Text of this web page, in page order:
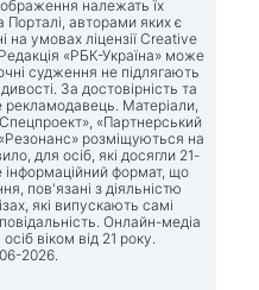
належать їх
Порталі, авторами яких є
на умовах ліцензії Creative
«РБК-Україна» може
судження не підлягають
За достовірність та
рекламодавець. Матеріали,
«Партнерський
«Резонанс» розміщуються на
для осіб, які досягли 21-
інформаційний формат, що
пов'язані з діяльністю
які випускають самі
Онлайн-медіа
віком від 21 року.
2026.